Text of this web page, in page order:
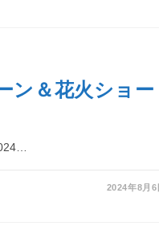
ン＆花火ショー
2024年8月6